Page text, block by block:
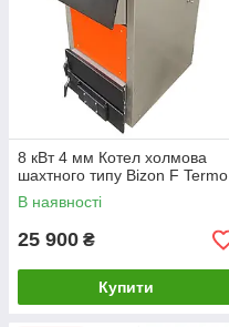
8 кВт 4 мм Котел холмова
шахтного типу Bizon F Termo
В наявності
25 900 ₴
Купити